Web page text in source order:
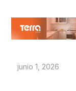
junio 1, 2026